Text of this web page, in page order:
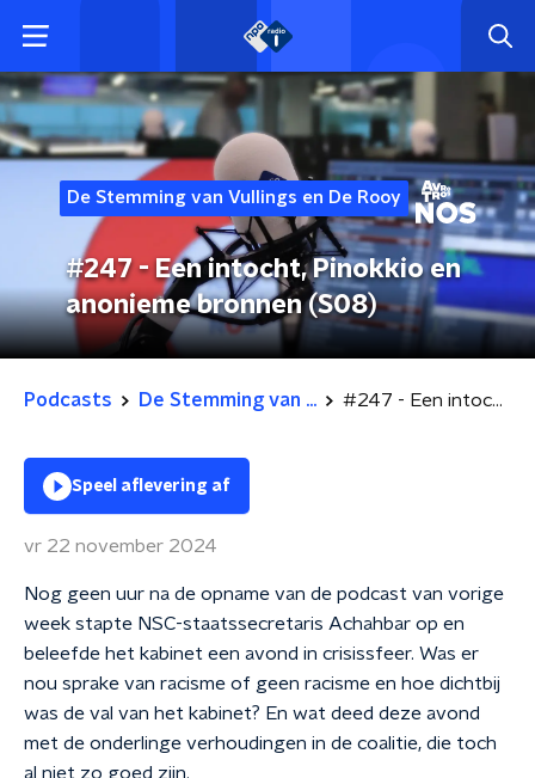
De Stemming van Vullings en De Rooy
#247 - Een intocht, Pinokkio en
anonieme bronnen (S08)
Podcasts De Stemming van ... #247 - Een intocht, Pinokkio en anonieme bronnen (S08)
Speel aflevering af
vr 22 november 2024
Nog geen uur na de opname van de podcast van vorige
week stapte NSC-staatssecretaris Achahbar op en
beleefde het kabinet een avond in crisissfeer. Was er
nou sprake van racisme of geen racisme en hoe dichtbij
was de val van het kabinet? En wat deed deze avond
met de onderlinge verhoudingen in de coalitie, die toch
al niet zo goed zijn.